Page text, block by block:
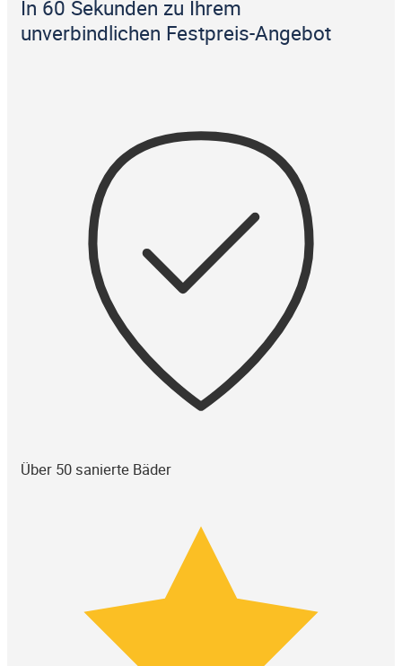
In 60 Sekunden zu Ihrem
unverbindlichen Festpreis-Angebot
Über 50 sanierte Bäder